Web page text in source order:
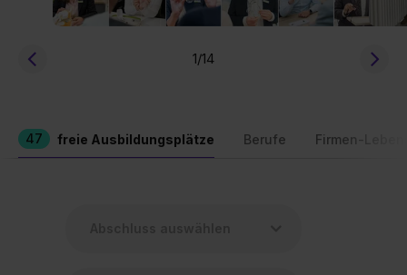
1/14
47 freie Ausbildungsplätze Berufe Firmen-